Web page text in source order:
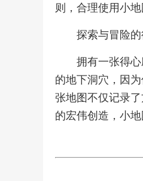
则，合理使用小
探索与冒险
拥有一张得
的地下洞穴，因
张地图不仅记录
的宏伟创造，小